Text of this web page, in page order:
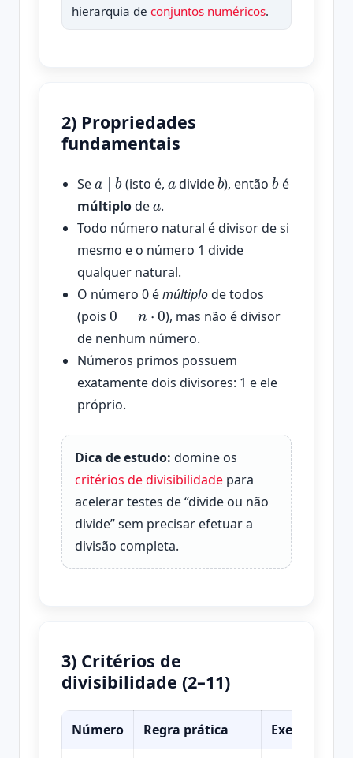
hierarquia de conjuntos numéricos.
2) Propriedades
fundamentais
Se
∣ b
(isto é, divide
b
), então
b
é
múltiplode
a
.
Todo número natural é divisor de si
mesmo e o número 1 divide
qualquer natural.
O número 0 émúltiplode todos
(pois
0=n⋅ 0
), mas não é divisor
de nenhum número.
Números primos possuem
exatamente dois divisores: 1 e ele
próprio.
Dica de estudo: domine os
critérios de divisibilidade para
acelerar testes de “divide ou não
divide” sem precisar efetuar a
divisão completa.
3) Critérios de
divisibilidade (2–11)
Número Regra prática Exemplo